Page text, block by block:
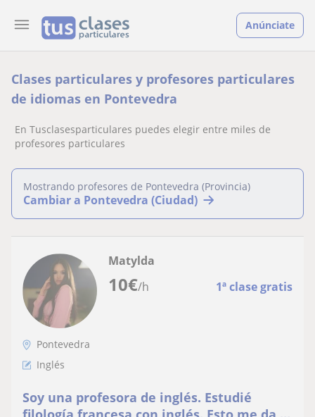
Anúnciate
Clases particulares y profesores particulares
de idiomas en Pontevedra
En Tusclasesparticulares puedes elegir entre miles de
profesores particulares
Mostrando profesores de Pontevedra (Provincia)
Cambiar a Pontevedra (Ciudad)
10€/h 1ª clase gratis
Matylda
Pontevedra
Inglés
Soy una profesora de inglés. Estudié